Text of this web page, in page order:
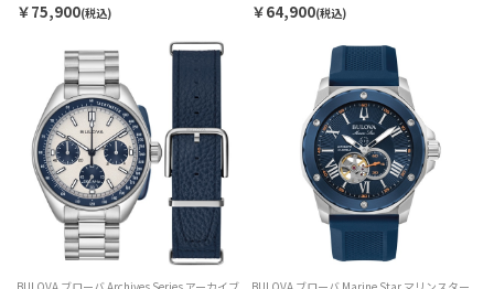
￥75,900(税込) ￥64,900(税込)